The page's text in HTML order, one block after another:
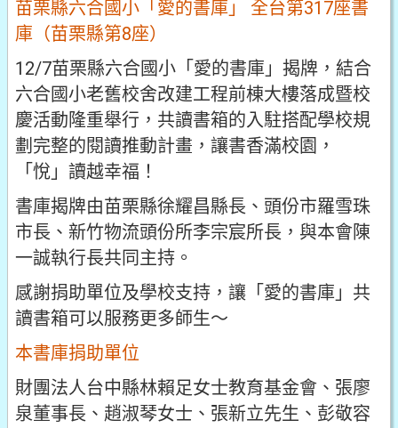
苗栗縣六合國小「愛的書庫」 全台第317座書
庫（苗栗縣第8座）
12/7苗栗縣六合國小「愛的書庫」揭牌，結合
六合國小老舊校舍改建工程前棟大樓落成暨校
慶活動隆重舉行，共讀書箱的入駐搭配學校規
劃完整的閱讀推動計畫，讓書香滿校園，
「悅」讀越幸福！
書庫揭牌由苗栗縣徐耀昌縣長、頭份市羅雪珠
市長、新竹物流頭份所李宗宸所長，與本會陳
一誠執行長共同主持。
感謝捐助單位及學校支持，讓「愛的書庫」共
讀書箱可以服務更多師生～
本書庫捐助單位
財團法人台中縣林賴足女士教育基金會、張廖
泉董事長、趙淑琴女士、張新立先生、彭敬容